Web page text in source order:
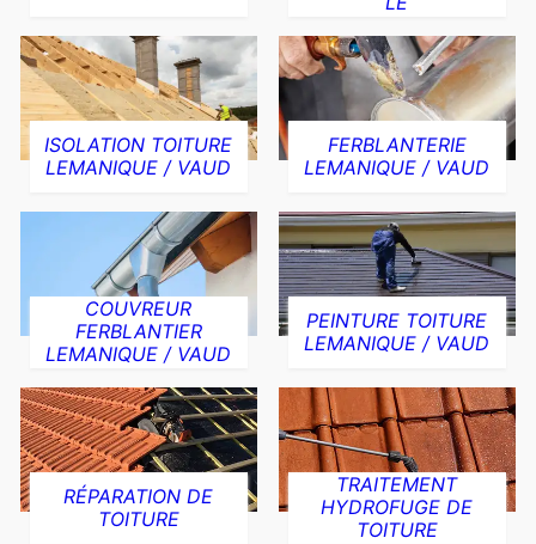
ISOLATION TOITURE
LEMANIQUE / VAUD
FERBLANTERIE
LEMANIQUE / VAUD
COUVREUR
FERBLANTIER
LEMANIQUE / VAUD
PEINTURE TOITURE
LEMANIQUE / VAUD
RÉPARATION DE
TOITURE
TRAITEMENT
HYDROFUGE DE
TOITURE